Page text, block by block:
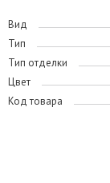
Вид
Тип
Тип отделки
Цвет
Код товара